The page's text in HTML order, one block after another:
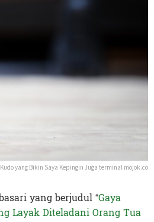
yang Bikin Saya Kepingin Juga terminal mojok.co
yang berjudul “Gaya
Layak Diteladani Orang Tua